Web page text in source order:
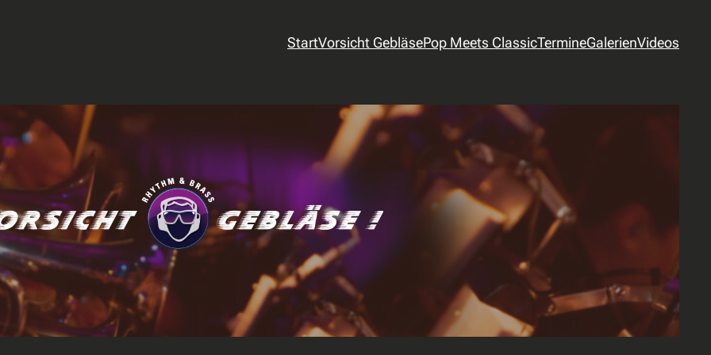
StartVorsicht GebläsePop Meets ClassicTermineGalerienVideos